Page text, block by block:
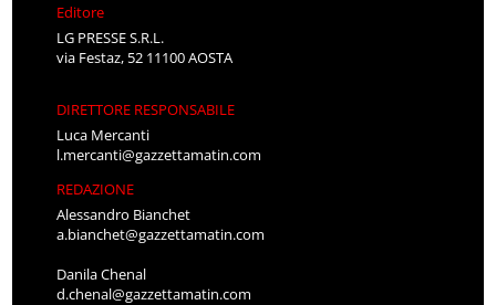
Editore
LG PRESSE S.R.L.
via Festaz, 52 11100 AOSTA
DIRETTORE RESPONSABILE
Luca Mercanti
l.mercanti@gazzettamatin.com
REDAZIONE
Alessandro Bianchet
a.bianchet@gazzettamatin.com
Danila Chenal
d.chenal@gazzettamatin.com